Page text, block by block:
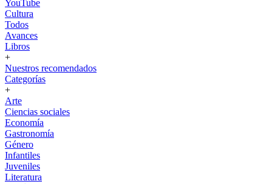
YouTube
Cultura
Todos
Avances
Libros
+
Nuestros recomendados
Categorías
+
Arte
Ciencias sociales
Economía
Gastronomía
Género
Infantiles
Juveniles
Literatura